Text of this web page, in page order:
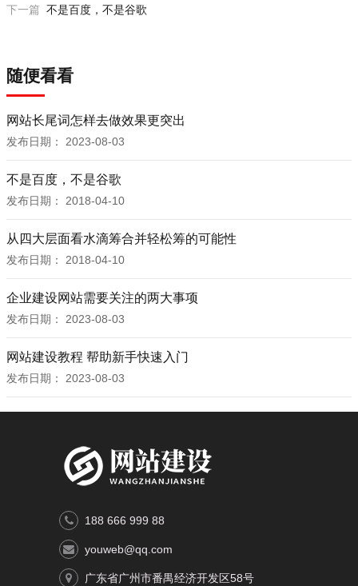
下一篇 不是百度，不是谷歌
随便看看
网站长尾词怎样去做效果更突出
发布日期： 2023-08-03
不是百度，不是谷歌
发布日期： 2018-04-10
从四大层面看水滴筹合并轻松筹的可能性
发布日期： 2018-04-10
企业建设网站需要关注的两大事项
发布日期： 2023-08-03
网站建设教程 帮助新手快速入门
发布日期： 2023-08-03
188 666 999 88
youweb@qq.com
广东省广州市番禺经济开发区58号